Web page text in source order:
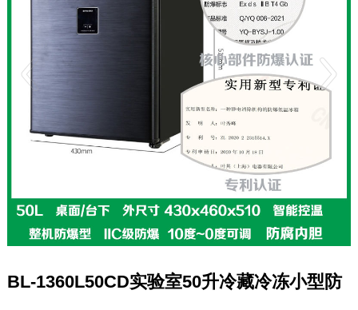
BL-1360L50CD实验室50升冷藏冷冻小型防